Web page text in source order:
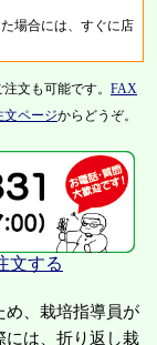
場合には、すぐに店
文も可能です。 FAX
文ページからどうぞ。
文する
、栽培指導員が
には、折り返し栽